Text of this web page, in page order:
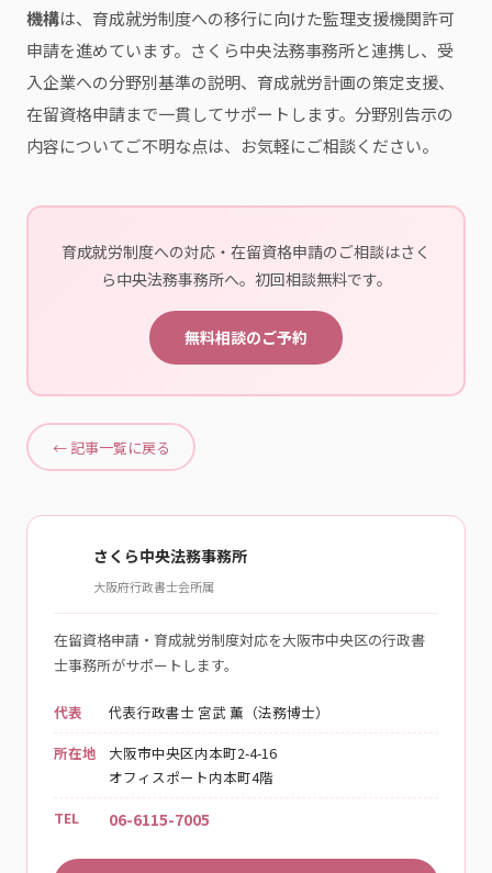
機構は、育成就労制度への移行に向けた監理支援機関許可
申請を進めています。さくら中央法務事務所と連携し、受
入企業への分野別基準の説明、育成就労計画の策定支援、
在留資格申請まで一貫してサポートします。分野別告示の
内容についてご不明な点は、お気軽にご相談ください。
育成就労制度への対応・在留資格申請のご相談はさく
ら中央法務事務所へ。初回相談無料です。
無料相談のご予約
← 記事一覧に戻る
さくら中央法務事務所
大阪府行政書士会所属
在留資格申請・育成就労制度対応を大阪市中央区の行政書
士事務所がサポートします。
代表
代表行政書士 宮武 薫（法務博士）
所在地
大阪市中央区内本町2-4-16
オフィスポート内本町4階
TEL
06-6115-7005